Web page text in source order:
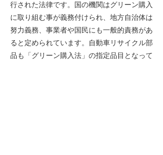
行された法律です。国の機関はグリーン購入
に取り組む事が義務付けられ、地方自治体は
努力義務、事業者や国民にも一般的責務があ
ると定められています。自動車リサイクル部
品も「グリーン購入法」の指定品目となって